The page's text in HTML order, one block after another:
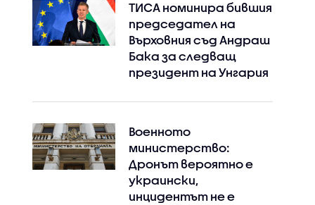
Facebook
ТИСА номинира бившия
председател на
Върховния съд Андраш
Бака за следващ
президент на Унгария
Военното
министерство:
Дронът вероятно е
украински,
инцидентът не е